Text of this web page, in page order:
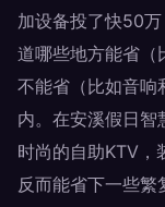
加设备投了快50
道哪些地方能省（
不能省（比如音响
内。在安溪假日智
时尚的自助KTV，
反而能省下一些繁